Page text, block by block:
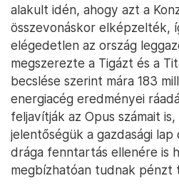
alakult idén, ahogy azt a
összevonáskor elképzelték,
elégedetlen az ország
megszerezte a Tigázt és a
becslése szerint mára 183
energiacég eredményei
feljavítják az Opus számait
jelentőségük a gazdasági
drága fenntartás ellenére is
megbízhatóan tudnak pénzt